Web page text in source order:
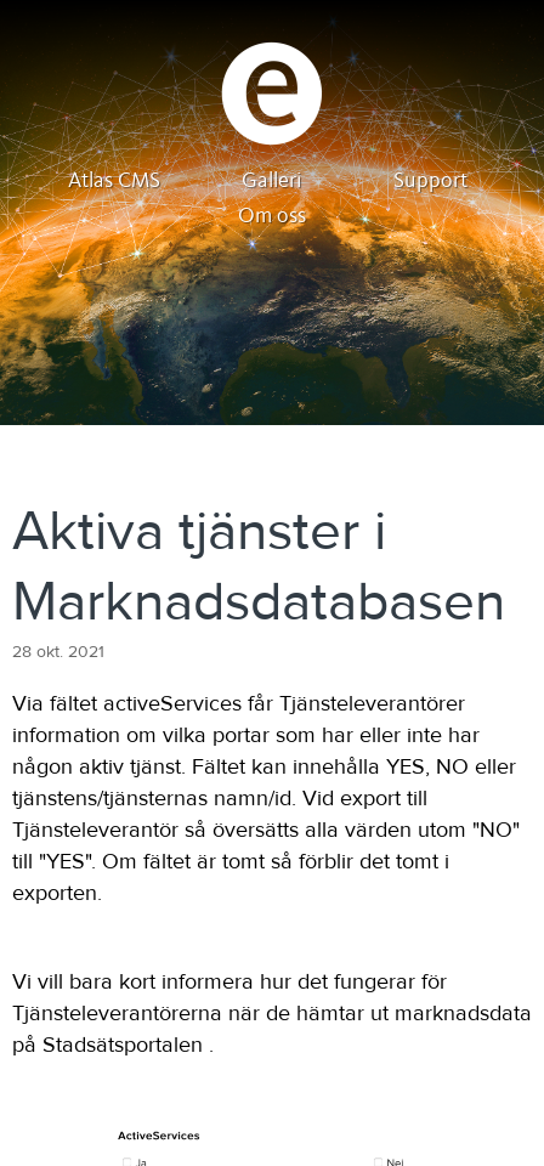
Atlas CMS Galleri
Support
Om oss
Aktiva tjänster i
Marknadsdatabasen
28 okt. 2021
Via fältet activeServices får Tjänsteleverantörer
information om vilka portar som har eller inte har
någon aktiv tjänst. Fältet kan innehålla YES, NO eller
tjänstens/tjänsternas namn/id. Vid export till
Tjänsteleverantör så översätts alla värden utom "NO"
till "YES". Om fältet är tomt så förblir det tomt i
exporten.
Vi vill bara kort informera hur det fungerar för
Tjänsteleverantörerna när de hämtar ut marknadsdata
på Stadsätsportalen .